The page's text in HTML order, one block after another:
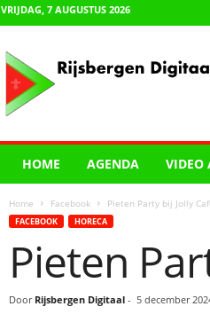
VRIJDAG, 7 AUGUSTUS 2026
HOME AGENDA VIDEO
Home Facebook Pieten Party bij Jolly
FACEBOOK HORECA
Pieten
Door Rijsbergen Digitaal- 5 december